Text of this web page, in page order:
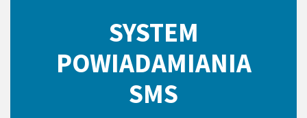
SYSTEM
POWIADAMIANIA
SMS